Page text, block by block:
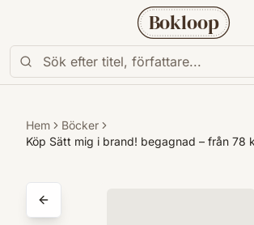
Bokloop
Hem
Böcker
Köp Sätt mig i brand! begagnad – från 78